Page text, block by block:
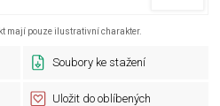
mají pouze ilustrativní charakter.
Soubory ke stažení
Uložit do oblíbených